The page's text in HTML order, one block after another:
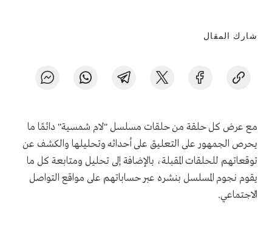
شارك المقال
مع عرض كل حلقة من حلقات مسلسل "لام شمسية" دائمًا ما
يحرص الجمهور على التعليق على أحداثه وتحليلها والكشف عن
توقعاتهم للحلقات المقبلة، بالإضافة إلى تحليل ومتابعة كل ما
يقوم نجوم المسلسل بنشره عبر حساباتهم على مواقع التواصل
الاجتماعي.